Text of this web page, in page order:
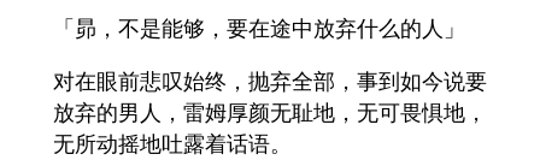
「昴，不是能够，要在途中放弃什么的人」
对在眼前悲叹始终，抛弃全部，事到如今说要
放弃的男人，雷姆厚颜无耻地，无可畏惧地，
无所动摇地吐露着话语。